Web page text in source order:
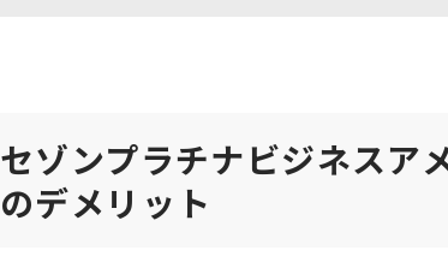
セゾンプラチナビジネスア
のデメリット